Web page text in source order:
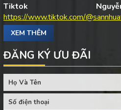
Tiktok
https://www.tiktok.com/
XEM THÊM
ĐĂNG KÝ ƯU ĐÃI